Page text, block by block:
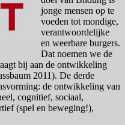
jonge mensen op te
voeden tot mondige,
verantwoordelijke
en weerbare burgers.
Dat noemen we de
bij aan de ontwikkeling
2011). De derde
de ontwikkeling van
cognitief, sociaal,
(spel en beweging!),